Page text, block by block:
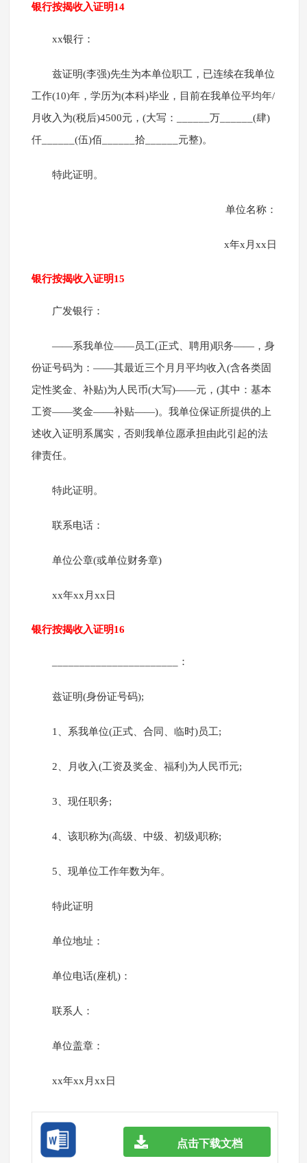
银行按揭收入证明14
xx银行：
兹证明(李强)先生为本单位职工，已连续在我单位
工作(10)年，学历为(本科)毕业，目前在我单位平均年/
月收入为(税后)4500元，(大写：______万______(肆)
仟______(伍)佰______拾______元整)。
特此证明。
单位名称：
x年x月xx日
银行按揭收入证明15
广发银行：
——系我单位——员工(正式、聘用)职务——，身
份证号码为：——其最近三个月月平均收入(含各类固
定性奖金、补贴)为人民币(大写)——元，(其中：基本
工资——奖金——补贴——)。我单位保证所提供的上
述收入证明系属实，否则我单位愿承担由此引起的法
律责任。
特此证明。
联系电话：
单位公章(或单位财务章)
xx年xx月xx日
银行按揭收入证明16
_______________________：
兹证明(身份证号码);
1、系我单位(正式、合同、临时)员工;
2、月收入(工资及奖金、福利)为人民币元;
3、现任职务;
4、该职称为(高级、中级、初级)职称;
5、现单位工作年数为年。
特此证明
单位地址：
单位电话(座机)：
联系人：
单位盖章：
xx年xx月xx日
点击下载文档